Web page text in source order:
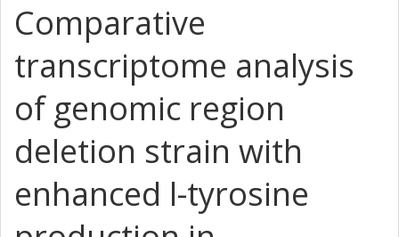
Comparative
transcriptome analysis
of genomic region
deletion strain with
enhanced l-tyrosine